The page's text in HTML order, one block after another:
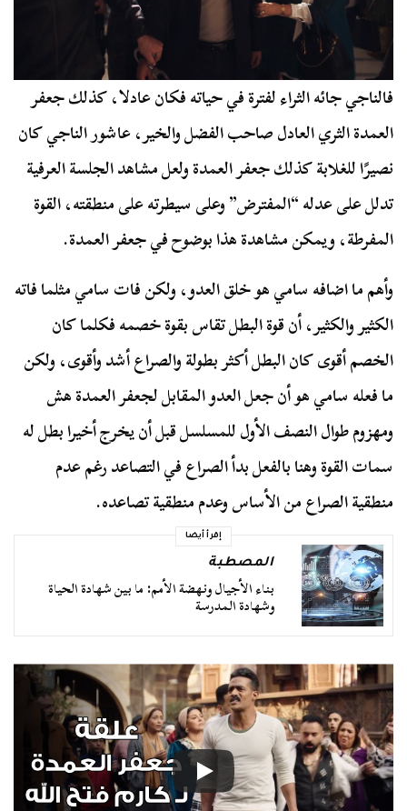
فالناجي جائه الثراء لفترة في حياته فكان عادلا، كذلك جعفر
العمدة الثري العادل صاحب الفضل والخير، عاشور الناجي كان
نصيرًا للغلابة كذلك جعفر العمدة ولعل مشاهد الجلسة العرفية
تدلل على عدله “المفترض” وعلى سيطرته على منطقته، القوة
المفرطة، ويمكن مشاهدة هذا بوضوح في جعفر العمدة.
وأهم ما اضافه سامي هو خلق العدو، ولكن فات سامي مثلما فاته
الكثير والكثير، أن قوة البطل تقاس بقوة خصمه فكلما كان
الخصم أقوى كان البطل أكثر بطولة والصراع أشد وأقوى، ولكن
ما فعله سامي هو أن جعل العدو المقابل لجعفر العمدة هش
ومهزوم طوال النصف الأول للمسلسل قبل أن يخرج أخيرا بطل له
سمات القوة وهنا بالفعل بدأ الصراع في التصاعد رغم عدم
منطقية الصراع من الأساس وعدم منطقية تصاعده.
إقرأ أيضا
المصطبة
بناء الأجيال ونهضة الأمم: ما بين شهادة الحياة
وشهادة المدرسة